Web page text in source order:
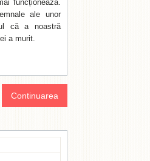
funcționează.
ale unor
că a noastră
a murit.
Continuarea